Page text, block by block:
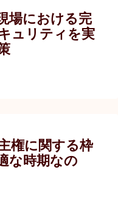
場における完
ュリティを実
権に関する枠
な時期なの